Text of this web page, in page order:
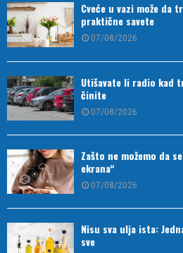
Cveće u vazi može da
praktične savete
07/08/2026
Utišavate li radio kad
činite
07/08/2026
Zašto ne možemo da
ekrana“
07/08/2026
Nisu sva ulja ista:
sve